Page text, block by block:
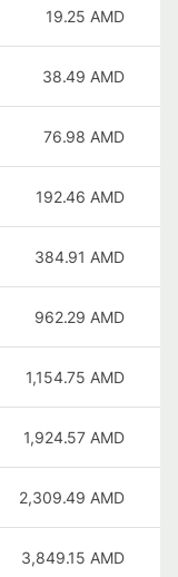
19.25 AMD
38.49 AMD
76.98 AMD
192.46 AMD
384.91 AMD
962.29 AMD
1,154.75 AMD
1,924.57 AMD
2,309.49 AMD
3,849.15 AMD